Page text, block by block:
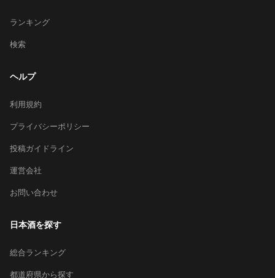
ランキング
検索
ヘルプ
利用規約
プライバシーポリシー
投稿ガイドライン
運営会社
お問い合わせ
日本酒を探す
総合ランキング
都道府県から探す